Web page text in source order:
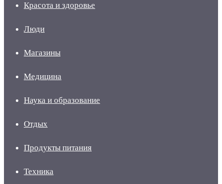
Красота и здоровье
Люди
Магазины
Медицина
Наука и образование
Отдых
Продукты питания
Техника